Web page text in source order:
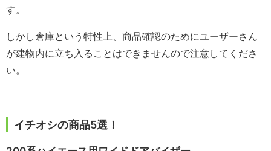
す。
しかし倉庫という特性上、商品確認のためにユーザーさん
が建物内に立ち入ることはできませんので注意してくださ
い。
イチオシの商品5選！